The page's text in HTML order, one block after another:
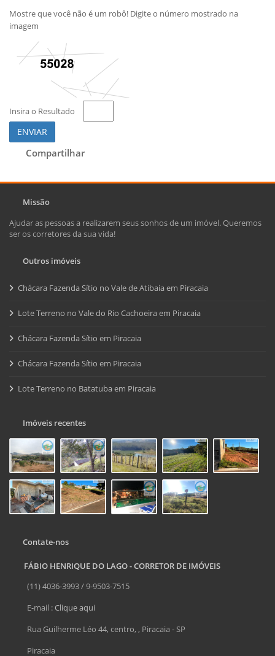
Mostre que você não é um robô! Digite o número mostrado na
imagem
Insira o Resultado
ENVIAR
Compartilhar
Missão
Ajudar as pessoas a realizarem seus sonhos de um imóvel. Queremos
ser os corretores da sua vida!
Outros imóveis
Chácara Fazenda Sítio no Vale de Atibaia em Piracaia
Lote Terreno no Vale do Rio Cachoeira em Piracaia
Chácara Fazenda Sítio em Piracaia
Chácara Fazenda Sítio em Piracaia
Lote Terreno no Batatuba em Piracaia
Imóveis recentes
Contate-nos
FÁBIO HENRIQUE DO LAGO - CORRETOR DE IMÓVEIS
(11) 4036-3993 / 9-9503-7515
E-mail :Clique aqui
Rua Guilherme Léo 44, centro, , Piracaia - SP
Piracaia